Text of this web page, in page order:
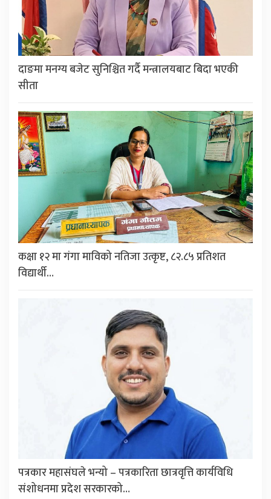
दाङमा मनग्य बजेट सुनिश्चित गर्दै मन्त्रालयबाट बिदा भएकी
सीता
कक्षा १२ मा गंगा माविको नतिजा उत्कृष्ट, ८२.८५ प्रतिशत
विद्यार्थी…
पत्रकार महासंघले भन्यो – पत्रकारिता छात्रवृत्ति कार्यविधि
संशोधनमा प्रदेश सरकारको…